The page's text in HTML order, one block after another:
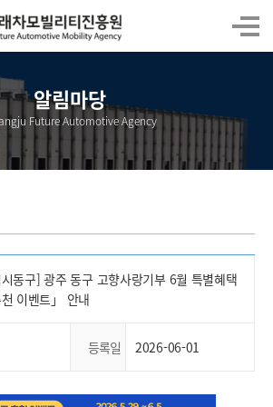
알림마당
Future Automotive Agency
동구] 광주 동구 고향사랑기부 6월 특별혜택
천 이벤트」 안내
등록일 2026-06-01